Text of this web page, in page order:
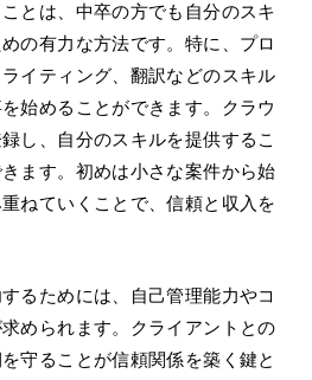
とは、中卒の方でも自分のスキ
の有力な方法です。特に、プロ
イティング、翻訳などのスキル
始めることができます。クラウ
し、自分のスキルを提供するこ
ます。初めは小さな案件から始
ねていくことで、信頼と収入を
るためには、自己管理能力やコ
められます。クライアントとの
守ることが信頼関係を築く鍵と